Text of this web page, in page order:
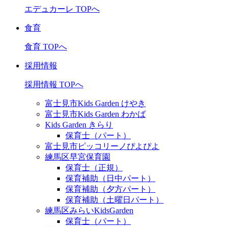
エデュカーレ TOPへ
食育
食育 TOPへ
採用情報
採用情報 TOPへ
富士見市Kids Garden けやき
富士見市Kids Garden わかば
Kids Garden きらり
保育士（パート）
富士見市ピッコリーノぴよぴよ
練馬区早宮保育園
保育士（正規）
保育補助（日中パート）
保育補助（夕方パート）
保育補助（土曜日パート）
練馬区みらいKidsGarden
保育士（パート）